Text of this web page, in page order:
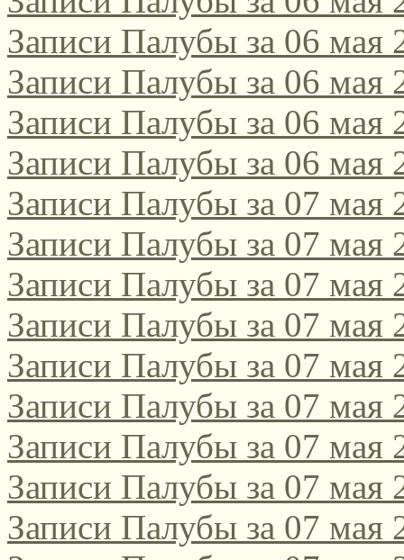
Записи Палубы за 06 мая
Записи Палубы за 06 мая
Записи Палубы за 06 мая
Записи Палубы за 06 мая
Записи Палубы за 07 мая
Записи Палубы за 07 мая
Записи Палубы за 07 мая
Записи Палубы за 07 мая
Записи Палубы за 07 мая
Записи Палубы за 07 мая
Записи Палубы за 07 мая
Записи Палубы за 07 мая
Записи Палубы за 07 мая